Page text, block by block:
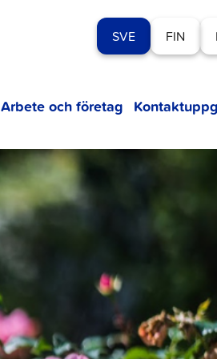
SVE FIN
Arbete och företag